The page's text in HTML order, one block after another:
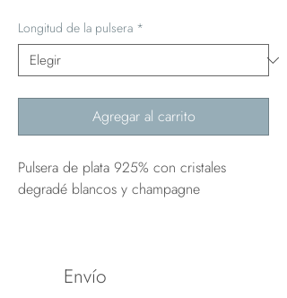
Longitud de la pulsera *
Agregar al carrito
Pulsera de plata 925% con cristales
degradé blancos y champagne
Envío